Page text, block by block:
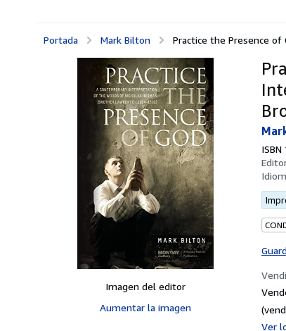
Portada Mark Bilton Practice the Presence
Imagen del editor
Aumentar la imagen
ISBN
Ver